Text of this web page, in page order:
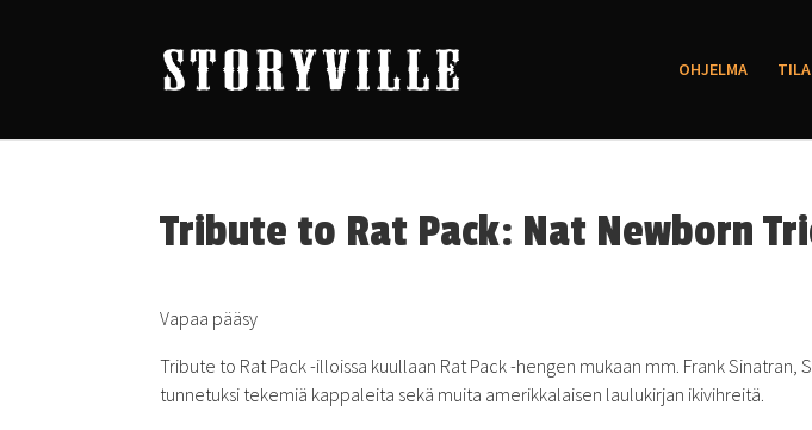
OHJELMA
Tribute to Rat Pack: Nat Newborn
Vapaa pääsy
Tribute to Rat Pack -illoissa kuullaan Rat Pack -hengen mukaan mm. Frank Sinatran,
tunnetuksi tekemiä kappaleita sekä muita amerikkalaisen laulukirjan ikivihreitä.